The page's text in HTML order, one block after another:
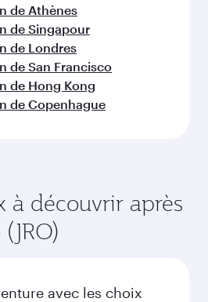
de Athènes
de Singapour
de Londres
de San Francisco
de Hong Kong
de Copenhague
à découvrir après
avec les choix